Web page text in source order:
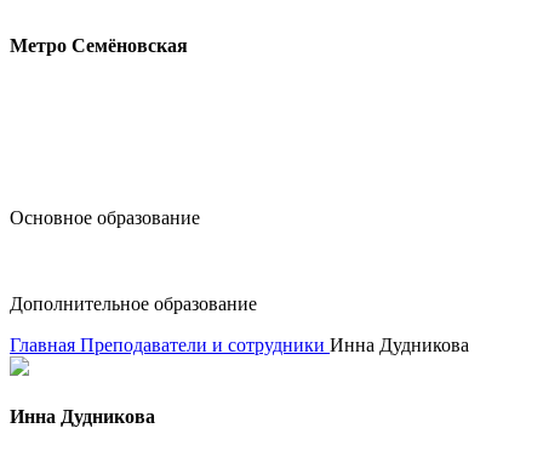
Метро Семёновская
Основное образование
Дополнительное образование
Главная Преподаватели и сотрудники Инна Дудникова
Инна Дудникова